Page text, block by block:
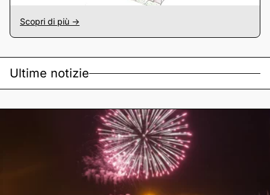
Scopri di più ->
Ultime notizie